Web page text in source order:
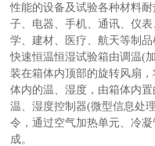
性能的设备及试验各种材料
子、电器、手机、通讯、仪
学、建材、医疗、航天等制
快速恒温恒湿试验箱由调温(
装在箱体内顶部的旋转风扇
体内的温、湿度，由箱体内
温、湿度控制器(微型信息处
令，通过空气加热单元、冷
成。